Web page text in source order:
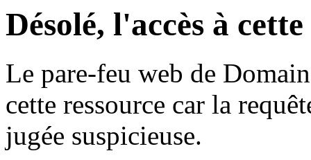
Désolé, l'accès à
Le pare-feu web de
cette ressource car la
jugée suspicieuse.